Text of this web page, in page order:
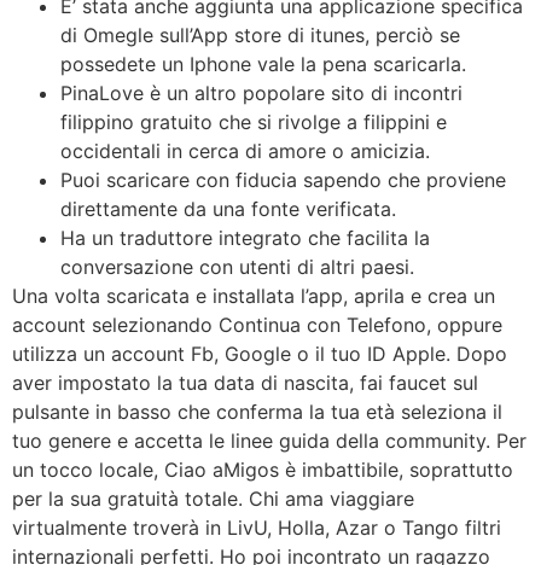
E’ stata anche aggiunta una applicazione specifica
di Omegle sull’App store di itunes, perciò se
possedete un Iphone vale la pena scaricarla.
PinaLove è un altro popolare sito di incontri
filippino gratuito che si rivolge a filippini e
occidentali in cerca di amore o amicizia.
Puoi scaricare con fiducia sapendo che proviene
direttamente da una fonte verificata.
Ha un traduttore integrato che facilita la
conversazione con utenti di altri paesi.
Una volta scaricata e installata l’app, aprila e crea un
account selezionando Continua con Telefono, oppure
utilizza un account Fb, Google o il tuo ID Apple. Dopo
aver impostato la tua data di nascita, fai faucet sul
pulsante in basso che conferma la tua età seleziona il
tuo genere e accetta le linee guida della community. Per
un tocco locale, Ciao aMigos è imbattibile, soprattutto
per la sua gratuità totale. Chi ama viaggiare
virtualmente troverà in LivU, Holla, Azar o Tango filtri
internazionali perfetti. Ho poi incontrato un ragazzo